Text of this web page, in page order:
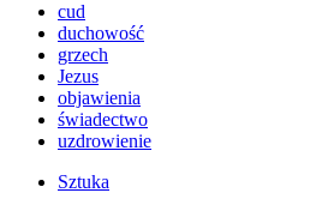
cud
duchowość
grzech
Jezus
objawienia
świadectwo
uzdrowienie
Sztuka